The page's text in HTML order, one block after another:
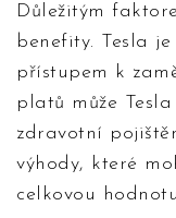
Důležitým
benefity. Tesla
přístupem k
platů může
zdravotní
výhody, které
celkovou